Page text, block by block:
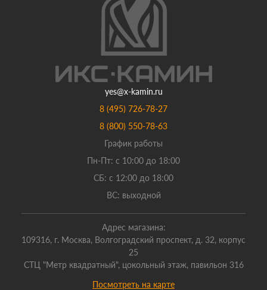
yes@x-kamin.ru
8 (495) 726-78-27
8 (800) 550-78-63
График работы
Пн-Пт: с 10:00 до 18:00
СБ: с 12:00 до 18:00
ВС: выходной
Адрес магазина:
109316, г. Москва, Волгоградский проспект, д. 32, корпус
25
СТЦ "Метр квадратный", цокольный этаж, павильон 316
Посмотреть на карте